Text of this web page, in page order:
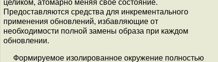
целиком, атомарно меняя своё состояние.
Предоставляются средства для инкрементального
применения обновлений, избавляющие от
необходимости полной замены образа при каждом
обновлении.
Формируемое изолированное окружение полностью